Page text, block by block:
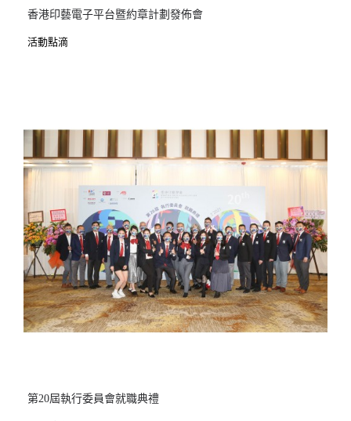
香港印藝電子平台暨約章計劃發佈會
活動點滴
第20屆執行委員會就職典禮